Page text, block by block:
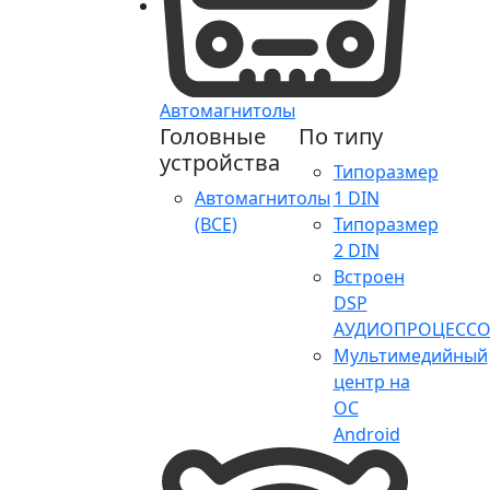
Автомагнитолы
Головные
устройства
Автомагнитолы
(ВСЕ)
По типу
Типоразмер
1 DIN
Типоразмер
2 DIN
Встроен
DSP
Мультимедийный
центр на
ОС
Android